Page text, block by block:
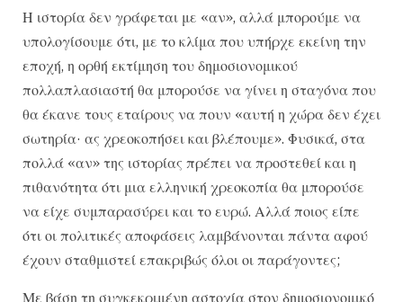
Η ιστορία δεν γράφεται με «αν», αλλά μπορούμε να
υπολογίσουμε ότι, με το κλίμα που υπήρχε εκείνη την
εποχή, η ορθή εκτίμηση του δημοσιονομικού
πολλαπλασιαστή θα μπορούσε να γίνει η σταγόνα που
θα έκανε τους εταίρους να πουν «αυτή η χώρα δεν έχει
σωτηρία· ας χρεοκοπήσει και βλέπουμε». Φυσικά, στα
πολλά «αν» της ιστορίας πρέπει να προστεθεί και η
πιθανότητα ότι μια ελληνική χρεοκοπία θα μπορούσε
να είχε συμπαρασύρει και το ευρώ. Αλλά ποιος είπε
ότι οι πολιτικές αποφάσεις λαμβάνονται πάντα αφού
έχουν σταθμιστεί επακριβώς όλοι οι παράγοντες;
Με βάση τη συγκεκριμένη αστοχία στον δημοσιονομικό